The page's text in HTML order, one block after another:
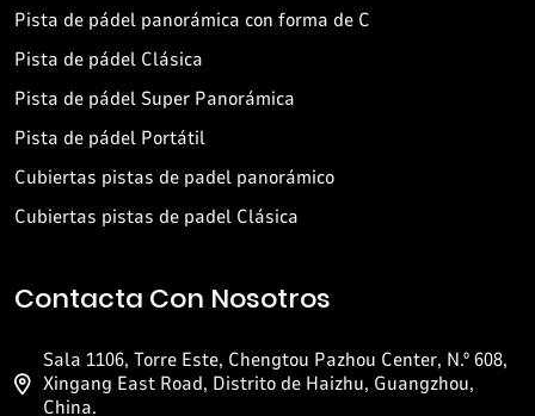
Pista de pádel panorámica con forma de C
Pista de pádel Clásica
Pista de pádel Super Panorámica
Pista de pádel Portátil
Cubiertas pistas de padel panorámico
Cubiertas pistas de padel Clásica
Contacta Con Nosotros
Sala 1106, Torre Este, Chengtou Pazhou Center, N.º 608,
Xingang East Road, Distrito de Haizhu, Guangzhou,
China.